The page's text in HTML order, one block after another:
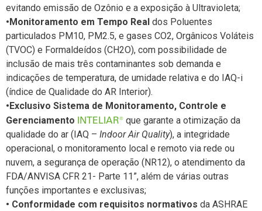
evitando emissão de Ozônio e a exposição à Ultravioleta;
•Monitoramento em Tempo Real dos Poluentes
particulados PM10, PM2.5, e gases CO2, Orgânicos Voláteis
(TVOC) e Formaldeídos (CH2O), com possibilidade de
inclusão de mais três contaminantes sob demanda e
indicações de temperatura, de umidade relativa e do IAQ-i
(índice de Qualidade do AR Interior).
•Exclusivo Sistema de Monitoramento, Controle e
Gerenciamento INTELIAR® que garante a otimização da
qualidade do ar (IAQ – Indoor Air Quality), a integridade
operacional, o monitoramento local e remoto via rede ou
nuvem, a segurança de operação (NR12), o atendimento da
FDA/ANVISA CFR 21- Parte 11”, além de várias outras
funções importantes e exclusivas;
• Conformidade com requisitos normativos da ASHRAE